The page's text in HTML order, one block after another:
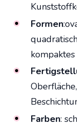
Formen
Farben: